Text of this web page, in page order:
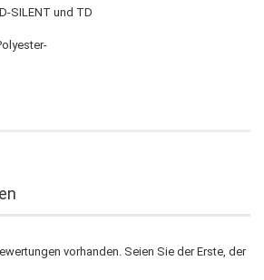
SILENT und TD
vorhanden. Seien Sie der Erste, der